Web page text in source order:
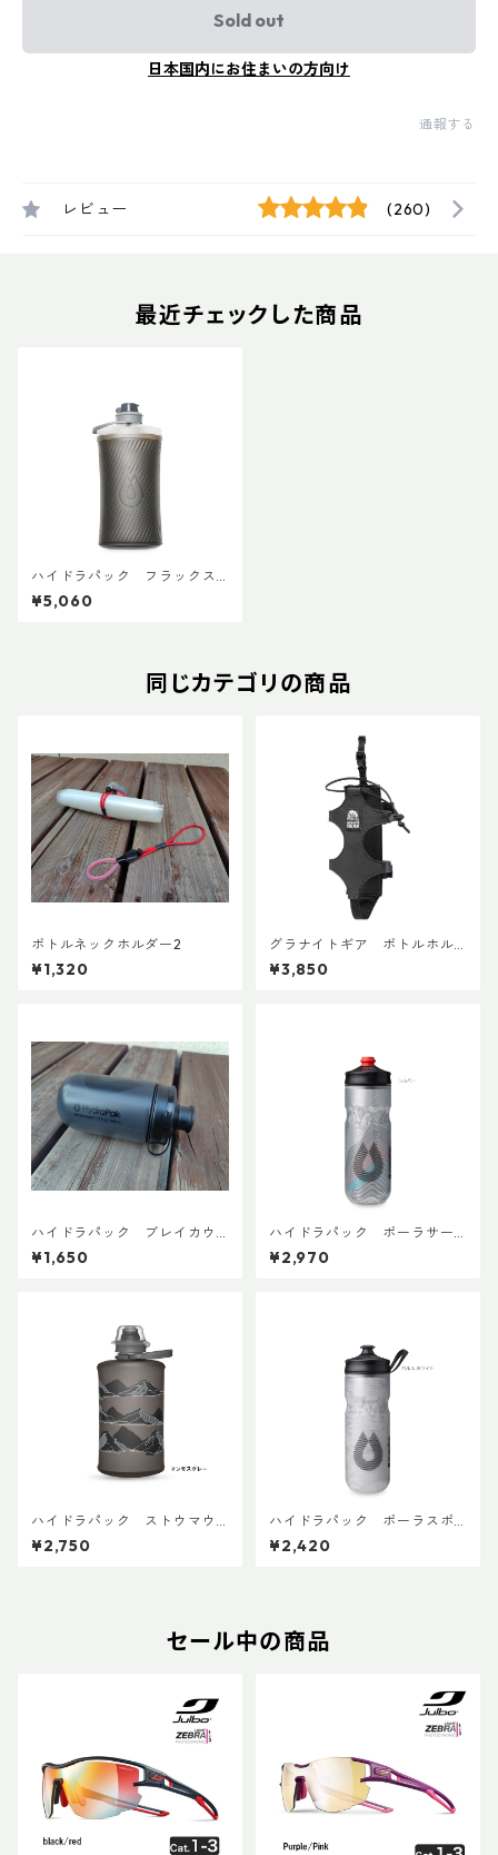
Sold out
日本国内にお住まいの方向け
通報する
レビュー (260)
最近チェックした商品
ハイドラパック フラックス
1.5L
¥5,060
同じカテゴリの商品
ボトルネックホルダー2
¥1,320
グラナイトギア ボトルホル
スター
¥3,850
ハイドラパック ブレイカウ
ェイマック 440ml (1本売り)
¥1,650
ハイドラパック ポーラサー
ジ 600ml
¥2,970
ハイドラパック ストウマウ
ンテン 350ml
¥2,750
ハイドラパック ポーラスポ
ーツ 600ml
¥2,420
セール中の商品